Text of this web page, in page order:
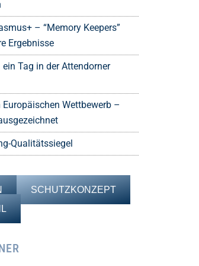
– “Memory Keepers”
Ergebnisse
Tag in der Attendorner
Wettbewerb –
Qualitätssiegel
SCHUTZKONZEPT